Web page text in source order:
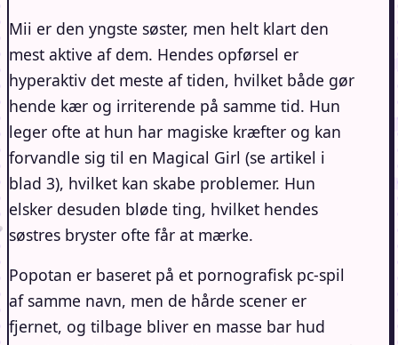
Mii er den yngste søster, men helt klart den
mest aktive af dem. Hendes opførsel er
hyperaktiv det meste af tiden, hvilket både gør
hende kær og irriterende på samme tid. Hun
leger ofte at hun har magiske kræfter og kan
forvandle sig til en Magical Girl (se artikel i
blad 3), hvilket kan skabe problemer. Hun
elsker desuden bløde ting, hvilket hendes
søstres bryster ofte får at mærke.
Popotan er baseret på et pornografisk pc-spil
af samme navn, men de hårde scener er
fjernet, og tilbage bliver en masse bar hud